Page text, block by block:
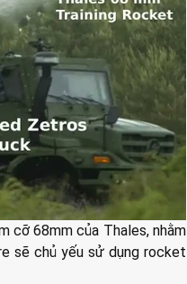
cỡ 68mm của Thales, nhằm
sẽ chủ yếu sử dụng rocket